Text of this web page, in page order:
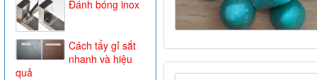
Đánh bóng inox
Cách tẩy gỉ sắt
nhanh và hiệu
quả